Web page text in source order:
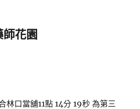
花園
林口當舖11點 14分 19秒 為第三